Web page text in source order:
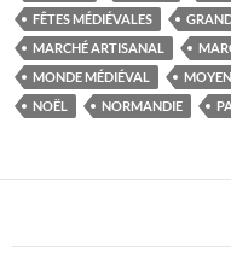
FÊTES MÉDIÉVALES
MARCHÉ ARTISANAL
MONDE MÉDIÉVAL
NOËL
NORMANDIE